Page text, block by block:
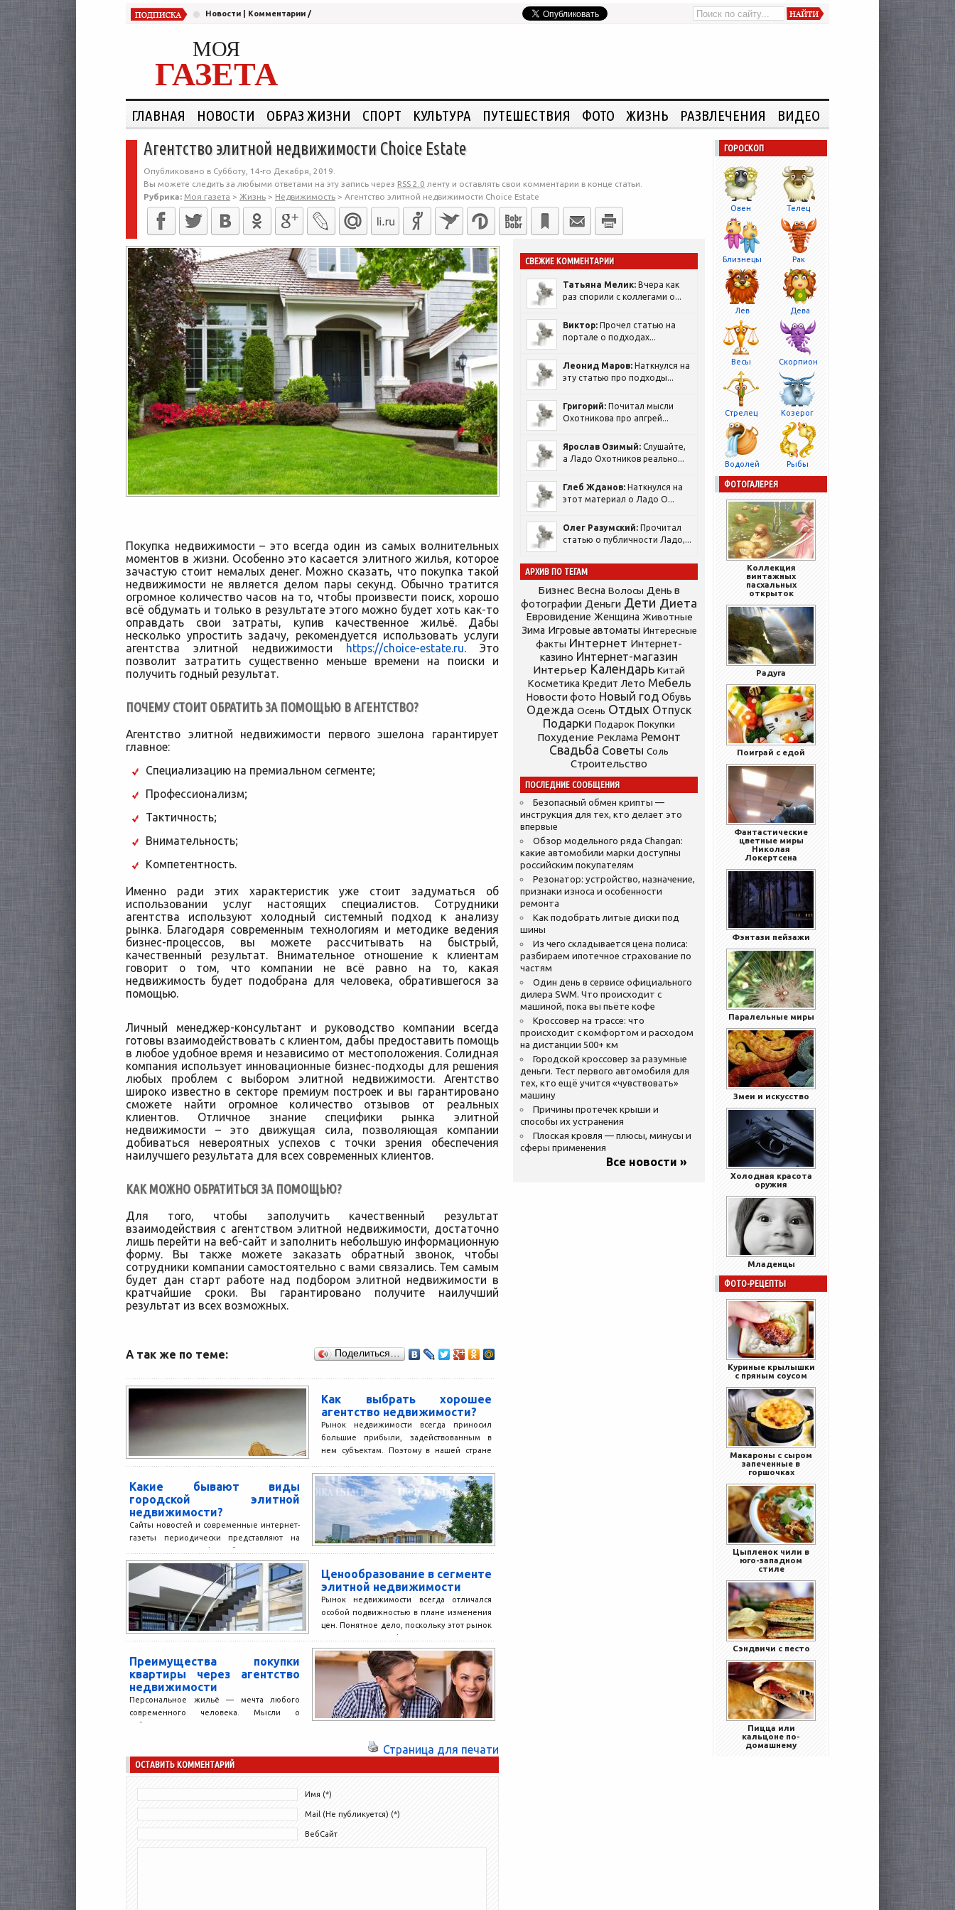
Новости Комментарии /
МОЯ
ГАЗЕТА
ГЛАВНАЯ НОВОСТИ ОБРАЗ ЖИЗНИ СПОРТ КУЛЬТУРА ПУТЕШЕСТВИЯ ФОТО ЖИЗНЬ РАЗВЛЕЧЕНИЯ ВИДЕО
Агентство элитной недвижимости Choice Estate
Опубликовано в Субботу, 14-го Декабря, 2019.
Вы можете следить за любыми ответами на эту запись через RSS 2.0 ленту и оставлять свои комментарии в конце статьи.
Рубрика: Моя газета > Жизнь > Недвижимость > Агентство элитной недвижимости Choice Estate
Покупка недвижимости – это всегда один из самых волнительных
моментов в жизни. Особенно это касается элитного жилья, которое
зачастую стоит немалых денег. Можно сказать, что покупка такой
недвижимости не является делом пары секунд. Обычно тратится
огромное количество часов на то, чтобы произвести поиск, хорошо
всё обдумать и только в результате этого можно будет хоть как-то
оправдать свои затраты, купив качественное жильё. Дабы
несколько упростить задачу, рекомендуется использовать услуги
агентства элитной недвижимости
https://choice-estate.ru. Это
позволит затратить существенно меньше времени на поиски и
получить годный результат.
ПОЧЕМУ СТОИТ ОБРАТИТЬ ЗА ПОМОЩЬЮ В АГЕНТСТВО?
Агентство элитной недвижимости первого эшелона гарантирует
главное:
Специализацию на премиальном сегменте;
Профессионализм;
Тактичность;
Внимательность;
Компетентность.
Именно ради этих характеристик уже стоит задуматься об
использовании услуг настоящих специалистов. Сотрудники
агентства используют холодный системный подход к анализу
рынка. Благодаря современным технологиям и методике ведения
бизнес-процессов, вы можете рассчитывать на быстрый,
качественный результат. Внимательное отношение к клиентам
говорит о том, что компании не всё равно на то, какая
недвижимость будет подобрана для человека, обратившегося за
помощью.
Личный менеджер-консультант и руководство компании всегда
готовы взаимодействовать с клиентом, дабы предоставить помощь
в любое удобное время и независимо от местоположения. Солидная
компания использует инновационные бизнес-подходы для решения
любых проблем с выбором элитной недвижимости. Агентство
широко известно в секторе премиум построек и вы гарантировано
сможете найти огромное количество отзывов от реальных
клиентов. Отличное знание специфики рынка элитной
недвижимости – это движущая сила, позволяющая компании
добиваться невероятных успехов с точки зрения обеспечения
наилучшего результата для всех современных клиентов.
КАК МОЖНО ОБРАТИТЬСЯ ЗА ПОМОЩЬЮ?
Для того, чтобы заполучить качественный результат
взаимодействия с агентством элитной недвижимости, достаточно
лишь перейти на веб-сайт и заполнить небольшую информационную
форму. Вы также можете заказать обратный звонок, чтобы
сотрудники компании самостоятельно с вами связались. Тем самым
будет дан старт работе над подбором элитной недвижимости в
кратчайшие сроки. Вы гарантировано получите наилучший
результат из всех возможных.
А так же по теме: Поделиться…
Как выбрать хорошее
агентство недвижимости?
Рынок недвижимости всегда приносил
большие прибыли, задействованным в
нем субъектам. Поэтому в нашей стране
велико. Не...
Какие бывают виды
городской элитной
недвижимости?
Сайты новостей и современные интернет-
газеты периодически представляют на
своих страницах фотообзоры мировых
памятников архитектуры, самых известных
отелей и ресторанов. Не...
Ценообразование в сегменте
элитной недвижимости
Рынок недвижимости всегда отличался
особой подвижностью в плане изменения
цен. Понятное дело, поскольку этот рынок
зависит от многих факторов, влияющих...
Преимущества покупки
квартиры через агентство
недвижимости
Персональное жильё — мечта любого
современного человека. Мысли о
собственном доме и независимости греют
Страница для печати
ОСТАВИТЬ КОММЕНТАРИЙ
Имя (*)
Mail (Не публикуется) (*)
ВебСайт
СВЕЖИЕ КОММЕНТАРИИ
Татьяна Мелик: Вчера как
раз спорили с коллегами о...
Виктор: Прочел статью на
портале о подходах...
Леонид Маров: Наткнулся на
эту статью про подходы...
Григорий: Почитал мысли
Охотникова про апгрей...
Ярослав Озимый: Слушайте,
а Ладо Охотников реально...
Глеб Жданов: Наткнулся на
этот материал о Ладо О...
Олег Разумский: Прочитал
статью о публичности Ладо,...
АРХИВ ПО ТЕГАМ
Бизнес Весна Волосы День в
фотографии Деньги Дети Диета
Евровидение Женщина Животные
Зима Игровые автоматы Интересные
факты Интернет Интернет-
казино Интернет-магазин
Интерьер Календарь Китай
Косметика Кредит Лето Мебель
Новости фото Новый год Обувь
Одежда Осень Отдых Отпуск
Подарки Подарок Покупки
Похудение Реклама Ремонт
Свадьба Советы Соль
Строительство
ПОСЛЕДНИЕ СООБЩЕНИЯ
Безопасный обмен крипты —
инструкция для тех, кто делает это
впервые
Обзор модельного ряда Changan:
какие автомобили марки доступны
российским покупателям
Резонатор: устройство, назначение,
признаки износа и особенности
ремонта
Как подобрать литые диски под
шины
Из чего складывается цена полиса:
разбираем ипотечное страхование по
частям
Один день в сервисе официального
дилера SWM. Что происходит с
машиной, пока вы пьёте кофе
Кроссовер на трассе: что
происходит с комфортом и расходом
на дистанции 500+ км
Городской кроссовер за разумные
деньги. Тест первого автомобиля для
тех, кто ещё учится «чувствовать»
машину
Причины протечек крыши и
способы их устранения
Плоская кровля — плюсы, минусы и
сферы применения
Все новости »
ГОРОСКОП
Овен Телец
Близнецы Рак
Лев Дева
Весы Скорпион
Стрелец Козерог
Водолей Рыбы
ФОТОГАЛЕРЕЯ
Коллекция
винтажных
пасхальных
открыток
Радуга
Поиграй с едой
Фантастические
цветные миры
Николая
Локертсена
Фэнтази пейзажи
Паралельные миры
Змеи и искусство
Холодная красота
оружия
Младенцы
ФОТО-РЕЦЕПТЫ
Куриные крылышки
с пряным соусом
Макароны с сыром
запеченные в
горшочках
Цыпленок чили в
юго-западном
стиле
Сэндвичи с песто
Пицца или
кальцоне по-
домашнему